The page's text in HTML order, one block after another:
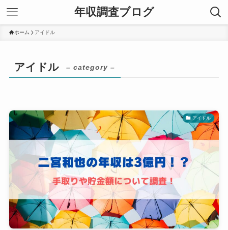
年収調査ブログ
ホーム アイドル
アイドル – category –
アイドル